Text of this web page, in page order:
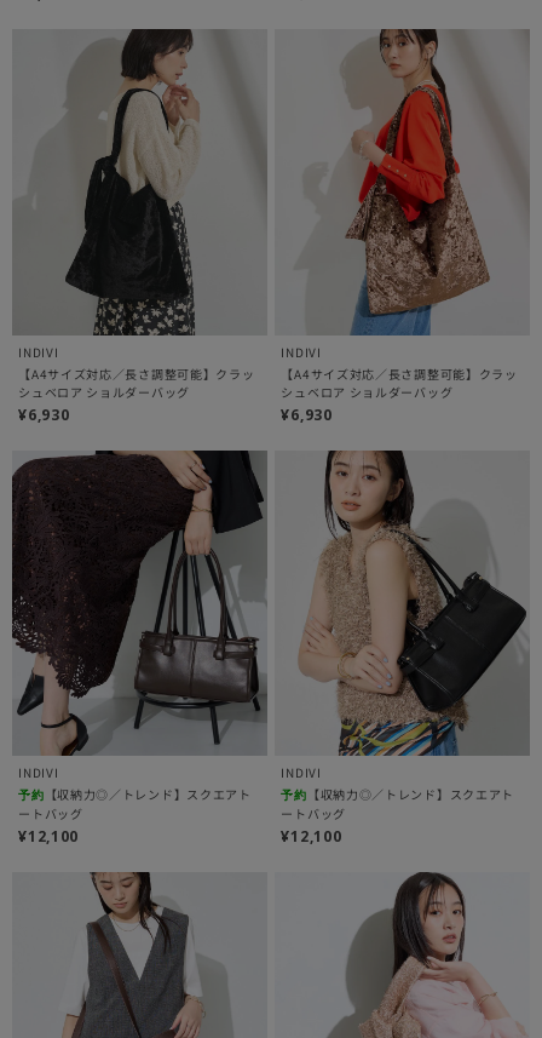
INDIVI
【A4サイズ対応／長さ調整可能】クラッ
シュベロア ショルダーバッグ
¥6,930
INDIVI
【A4サイズ対応／長さ調整可能】クラッ
シュベロア ショルダーバッグ
¥6,930
INDIVI
予約 【収納力◎／トレンド】スクエアト
ートバッグ
¥12,100
INDIVI
予約 【収納力◎／トレンド】スクエアト
ートバッグ
¥12,100